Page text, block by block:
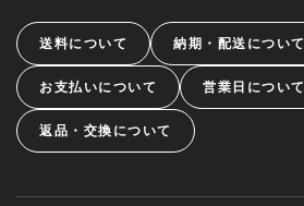
送料について 納期・配送について
お支払いについて 営業日について
返品・交換について